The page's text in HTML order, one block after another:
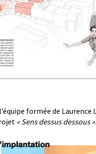
formée de
« Sens dessus dessous ».